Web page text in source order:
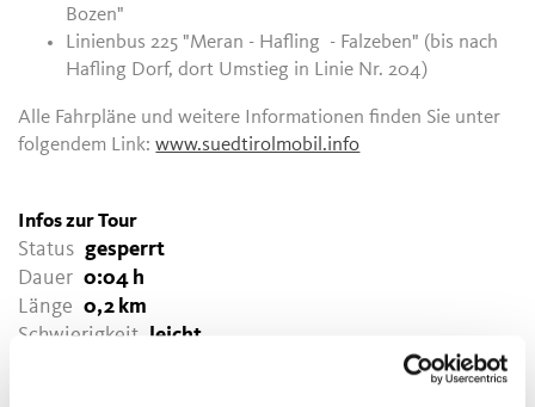
Bozen"
Linienbus 225 "Meran - Hafling - Falzeben" (bis nach
Hafling Dorf, dort Umstieg in Linie Nr. 204)
Alle Fahrpläne und weitere Informationen finden Sie unter
folgendem Link:www.suedtirolmobil.info
Infos zur Tour
Status gesperrt
Dauer 0:04 h
Länge 0,2 km
Schwierigkeit leicht